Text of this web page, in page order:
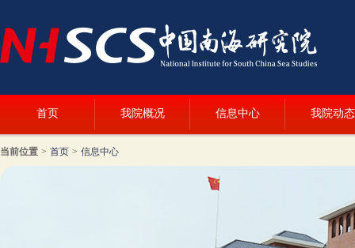
首页 我院概况 信息中心 我院动态
当前位置 > 首页 > 信息中心